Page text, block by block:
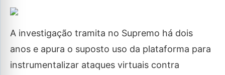
A investigação tramita no Supremo há dois
anos e apura o suposto uso da plataforma para
instrumentalizar ataques virtuais contra